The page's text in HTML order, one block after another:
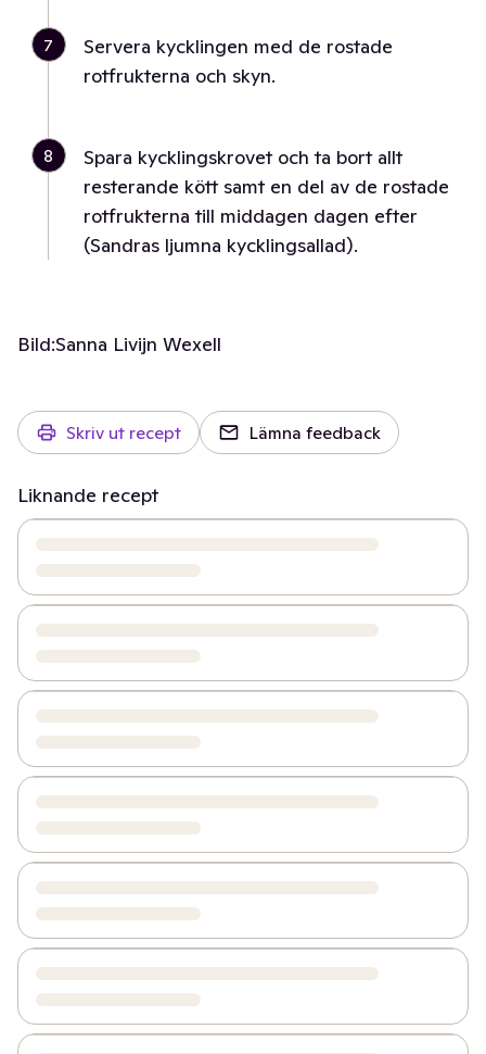
7
Servera kycklingen med de rostade
rotfrukterna och skyn.
8
Spara kycklingskrovet och ta bort allt
resterande kött samt en del av de rostade
rotfrukterna till middagen dagen efter
(Sandras ljumna kycklingsallad).
Bild:Sanna Livijn Wexell
Skriv ut recept Lämna feedback
Liknande recept